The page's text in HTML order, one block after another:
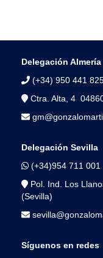
Delegación Almería
(+34) 950 441
Ctra. Alta, 4
Delegación Sevilla
(+34)954 711 001
Pol. Ind. Los
(Sevilla)
Síguenos en redes